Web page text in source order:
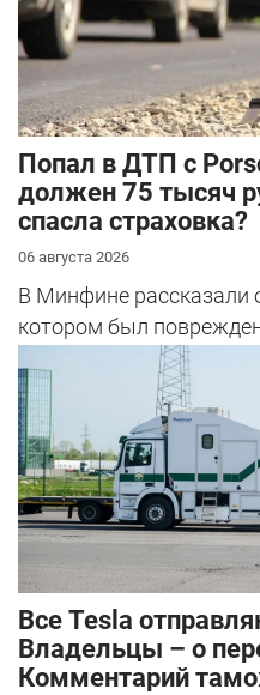
​Попал в ДТП с
должен 75 тысяч
спасла страховка?
06 августа 2026
В Минфине рассказали
котором был
Все Tesla
Владельцы – о
Комментарий